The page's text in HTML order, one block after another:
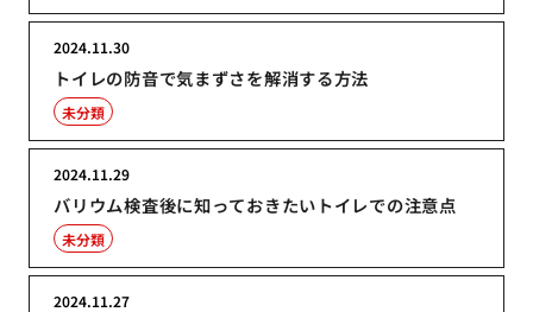
トイレの防音で気まずさを解消する方法
2024.11.30
未分類
バリウム検査後に知っておきたいトイレでの注意点
2024.11.29
未分類
2024.11.27